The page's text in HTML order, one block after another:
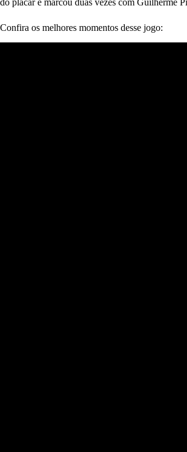
do placar e marcou duas vezes com Guilherme
Confira os melhores momentos desse jogo: